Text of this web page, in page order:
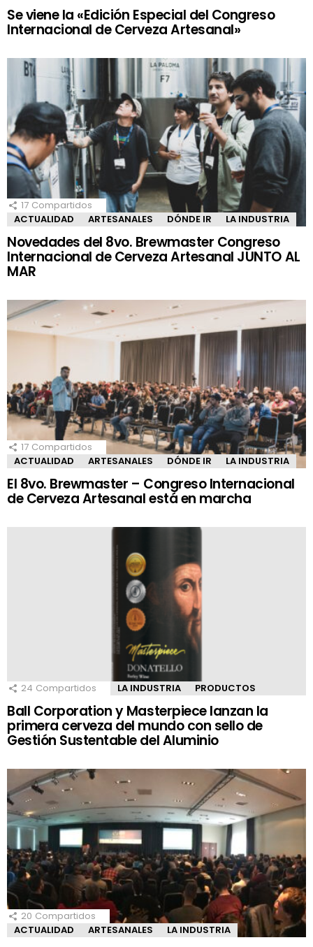
Se viene la «Edición Especial del Congreso
Internacional de Cerveza Artesanal»
17 Compartidos
ACTUALIDAD
ARTESANALES DÓNDE IR LA INDUSTRIA
Novedades del 8vo. Brewmaster Congreso
Internacional de Cerveza Artesanal JUNTO AL
MAR
17 Compartidos
ACTUALIDAD
ARTESANALES DÓNDE IR LA INDUSTRIA
El 8vo. Brewmaster – Congreso Internacional
de Cerveza Artesanal está en marcha
24 Compartidos LA INDUSTRIA PRODUCTOS
Ball Corporation y Masterpiece lanzan la
primera cerveza del mundo con sello de
Gestión Sustentable del Aluminio
20 Compartidos
ACTUALIDAD
ARTESANALES LA INDUSTRIA